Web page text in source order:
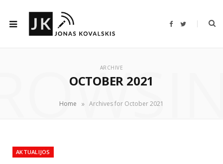
F
b
T
t
ARCHIVE
OCTOBER 2021
Home » Archives for October 2021
AKTUALIJOS